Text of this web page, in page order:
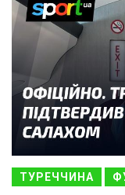
ТУРЕЧЧИНА